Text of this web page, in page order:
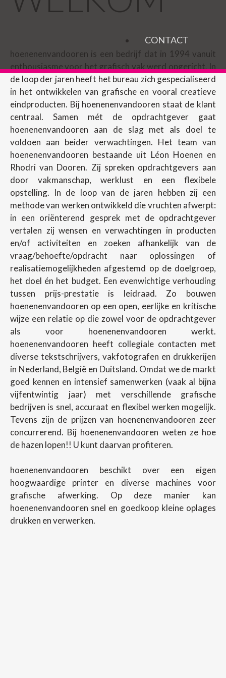
CONTACT
hoenenenvandooren is een bedrijf dat in 1994 vanuit
enthousiasme voor het grafisch vak werd opgericht. In
de loop der jaren heeft het bureau zich gespecialiseerd
in het ontwikkelen van grafische en vooral creatieve
eindproducten. Bij hoenenenvandooren staat de klant
centraal. Samen mét de opdrachtgever gaat
hoenenenvandooren aan de slag met als doel te
voldoen aan beider verwachtingen. Het team van
hoenenenvandooren bestaande uit Léon Hoenen en
Rhodri van Dooren. Zij spreken opdrachtgevers aan
door vakmanschap, werklust en een flexibele
opstelling. In de loop van de jaren hebben zij een
methode van werken ontwikkeld die vruchten afwerpt:
in een oriënterend gesprek met de opdrachtgever
vertalen zij wensen en verwachtingen in producten
en/of activiteiten en zoeken afhankelijk van de
vraag/behoefte/opdracht naar oplossingen of
realisatiemogelijkheden afgestemd op de doelgroep,
het doel én het budget. Een evenwichtige verhouding
tussen prijs-prestatie is leidraad. Zo bouwen
hoenenenvandooren op een open, eerlijke en kritische
wijze een relatie op die zowel voor de opdrachtgever
als voor hoenenenvandooren werkt.
hoenenenvandooren heeft collegiale contacten met
diverse tekstschrijvers, vakfotografen en drukkerijen
in Nederland, België en Duitsland. Omdat we de markt
goed kennen en intensief samenwerken (vaak al bijna
vijfentwintig jaar) met verschillende grafische
bedrijven is snel, accuraat en flexibel werken mogelijk.
Tevens zijn de prijzen van hoenenenvandooren zeer
concurrerend. Bij hoenenenvandooren weten ze hoe
de hazen lopen!! U kunt daarvan profiteren.
hoenenenvandooren beschikt over een eigen
hoogwaardige printer en diverse machines voor
grafische afwerking. Op deze manier kan
hoenenenvandooren snel en goedkoop kleine oplages
drukken en verwerken.